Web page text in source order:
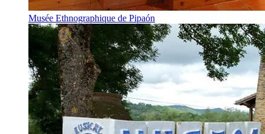
Musée Ethnographique de Pipaón